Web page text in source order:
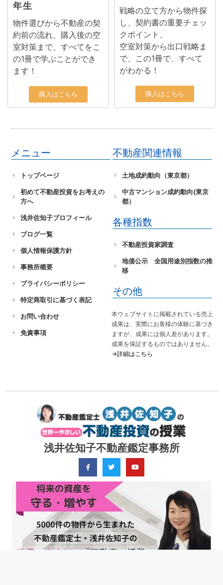
浅井佐知子不動産鑑定事務所
メニュー
トップページ
初めて不動産投資をお考えの
方へ
浅井佐知子プロフィール
ブログ一覧
個人情報保護方針
事務所概要
プライバシーポリシー
特定商取引に基づく表記
お問い合わせ
免責事項
不動産関連情報
土地成約動向（東京都）
中古マンション成約動向(東京
都）
各種指数
不動産投資家調査
地価公示 全国用途別指数の推
移
その他
本ウェブサイトに掲載されている売上
成果は、実際にお客様の体験に基づき
ますが、成果には個人差があります。
成果を保証するものではありません。
→詳細はこちら
年生
物件選びから不動産の契
約前の流れ、購入後の空
室対策まで、すべてをこ
の1冊で学ぶことができ
ます！
購入はこちら
戦略の立て方から物件探
し、契約書の重要チェッ
クポイント、
空室対策から出口戦略ま
で、この1冊で、すべて
がわかる！
購入はこちら